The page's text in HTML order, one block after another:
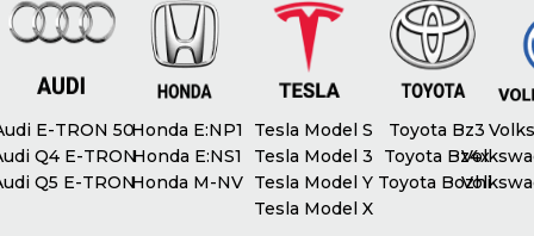
E-TRON 50
Q4 E-TRON
Q5 E-TRON
Honda E:NP1
Honda E:NS1
Honda M-NV
Tesla Model S
Tesla Model 3
Tesla Model Y
Tesla Model X
Toyota Bz3
Toyota Bz4x
Toyota Bozhi